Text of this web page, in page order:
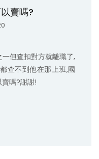
賣嗎?
但查扣對方就離職了,
查不到他在那上班,國
嗎?謝謝!